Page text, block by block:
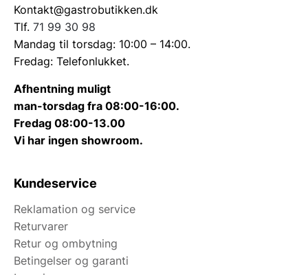
Kontakt@gastrobutikken.dk
Tlf. 71 99 30 98
Mandag til torsdag: 10:00 – 14:00.
Fredag: Telefonlukket.
Afhentning muligt
man-torsdag fra 08:00-16:00.
Fredag 08:00-13.00
Vi har ingen showroom.
Kundeservice
Reklamation og service
Returvarer
Retur og ombytning
Betingelser og garanti